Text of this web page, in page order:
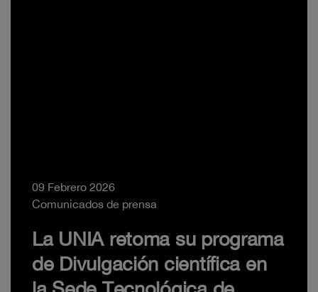
09 Febrero 2026
Comunicados de prensa
La UNIA retoma su programa
de Divulgación científica en